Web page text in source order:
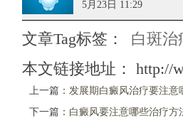
5月23日 11:29
文章Tag标签：
白斑治
本文链接地址： http://
上一篇： 发展期白癜风治疗要注意
下一篇： 白癜风要注意哪些治疗方